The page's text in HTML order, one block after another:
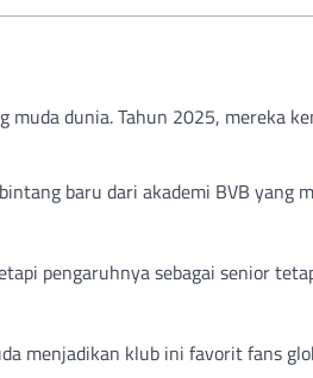
muda dunia. Tahun 2025, mereka
baru dari akademi BVB yang
pengaruhnya sebagai senior
menjadikan klub ini favorit fans